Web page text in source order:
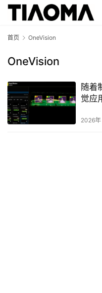
首页 OneVision
OneVision
随着
觉应
2026年